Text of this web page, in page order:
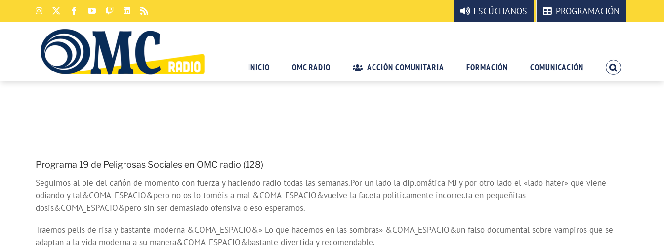
Instagram FacebookYouTube
TwitchLinkedIn ESCÚCHANOS PROGRAMACIÓN
INICIO OMC RADIO ACCIÓN COMUNITARIA FORMACIÓN COMUNICACIÓN
Programa 19 de Peligrosas Sociales en OMC radio (128)
Seguimos al pie del cañón de momento con fuerza y haciendo radio todas las semanas.Por un lado la diplomática MJ y por otro lado el «lado hater» que viene
odiando y tal&COMA_ESPACIO&pero no os lo toméis a mal &COMA_ESPACIO&vuelve la faceta políticamente incorrecta en pequeñitas
dosis&COMA_ESPACIO&pero sin ser demasiado ofensiva o eso esperamos.
Traemos pelis de risa y bastante moderna &COMA_ESPACIO&» Lo que hacemos en las sombras» &COMA_ESPACIO&un falso documental sobre vampiros que se
adaptan a la vida moderna a su manera&COMA_ESPACIO&bastante divertida y recomendable.